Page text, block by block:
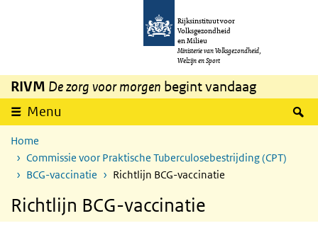
Overslaan en naar de inhoud gaan
Rijksinstituut voor
Volksgezondheid
en Milieu
Ministerie van Volksgezondheid,
Welzijn en Sport
RIVM De zorg voor morgen begint vandaag
Menu
Home
Commissie voor Praktische Tuberculosebestrijding (CPT)
BCG-vaccinatie
Richtlijn BCG-vaccinatie
Richtlijn BCG-vaccinatie